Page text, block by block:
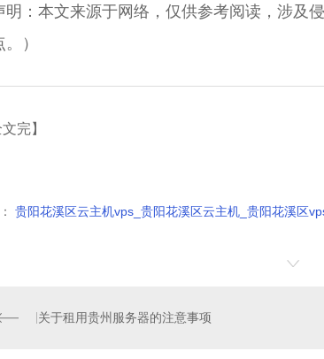
明：本文来源于网络，仅供参考阅读，涉及
）
文完】
贵阳花溪区云主机vps_贵阳花溪区云主机_贵阳花溪区
关于租用贵州服务器的注意事项